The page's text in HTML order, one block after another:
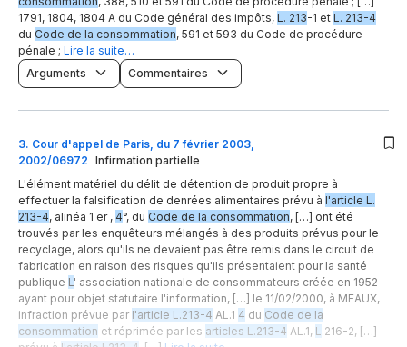
1791, 1804, 1804 A du Code général des impôts, L. 213-1 et L. 213-4
du Code de la consommation, 591 et 593 du Code de procédure
pénale ; Lire la suite…
Arguments
Commentaires
3. Cour d'appel de Paris, du 7 février 2003,
2002/06972 Infirmation partielle
L'élément matériel du délit de détention de produit propre à
effectuer la falsification de denrées alimentaires prévu à l'article L.
213-4, alinéa 1 er , 4°, du Code de la consommation, […] ont été
trouvés par les enquêteurs mélangés à des produits prévus pour le
recyclage, alors qu'ils ne devaient pas être remis dans le circuit de
fabrication en raison des risques qu'ils présentaient pour la santé
publique L' association nationale de consommateurs créée en 1952
ayant pour objet statutaire l'information, […] le 11/02/2000, à MEAUX,
infraction prévue par l'article L.213-4 AL.1 4 du Code de la
consommation et réprimée par les articles L.213-4 AL.1, L.216-2, […]